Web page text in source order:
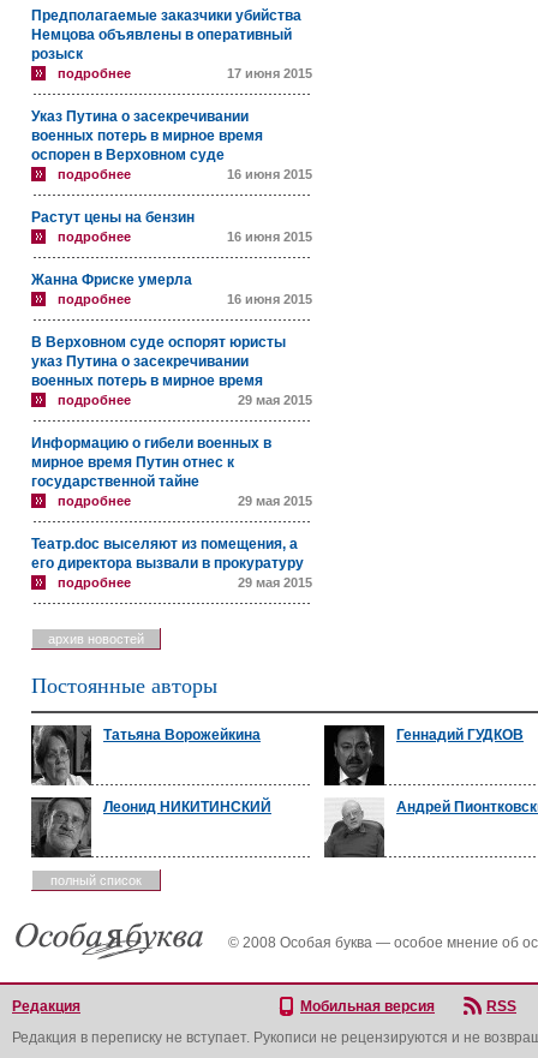
Предполагаемые заказчики убийства
Немцова объявлены в оперативный
розыск
подробнее 17 июня 2015
Указ Путина о засекречивании
военных потерь в мирное время
оспорен в Верховном суде
подробнее 16 июня 2015
Растут цены на бензин
подробнее 16 июня 2015
Жанна Фриске умерла
подробнее 16 июня 2015
В Верховном суде оспорят юристы
указ Путина о засекречивании
военных потерь в мирное время
подробнее 29 мая 2015
Информацию о гибели военных в
мирное время Путин отнес к
государственной тайне
подробнее 29 мая 2015
Театр.doc выселяют из помещения, а
его директора вызвали в прокуратуру
подробнее 29 мая 2015
архив новостей
Постоянные авторы
Татьяна Ворожейкина Геннадий ГУДКОВ
Леонид НИКИТИНСКИЙ Андрей
полный список
© 2008 Особая буква — особое мнение об
Редакция Мобильная версия
RSS
Редакция в переписку не вступает. Рукописи не рецензируются и не